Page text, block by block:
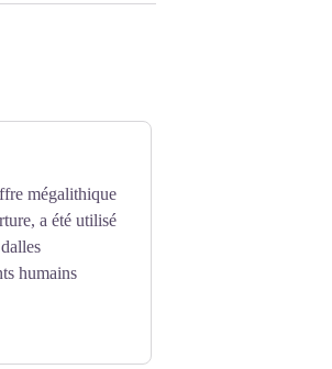
mégalithique
a été utilisé
humains